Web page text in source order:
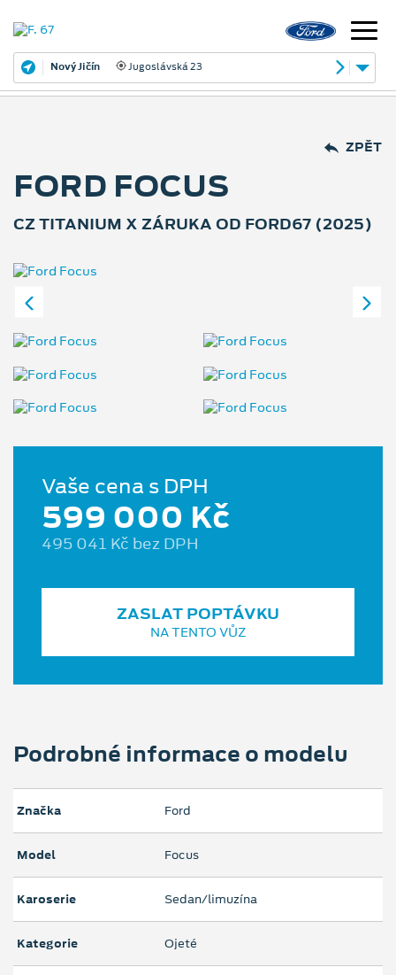
Nový Jičín Jugoslávská 23
ZPĚT
FORD FOCUS
CZ TITANIUM X ZÁRUKA OD FORD67 (2025)
Vaše cena s DPH
599 000 Kč
495 041 Kč bez DPH
ZASLAT POPTÁVKU
NA TENTO VŮZ
Podrobné informace o modelu
Značka Ford
Model Focus
Karoserie Sedan/limuzína
Kategorie Ojeté